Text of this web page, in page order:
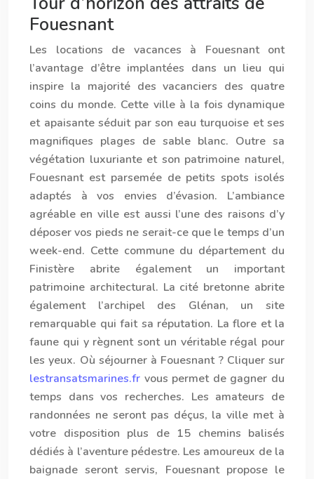
Fouesnant
Les locations de vacances à Fouesnant ont
l’avantage d’être implantées dans un lieu qui
inspire la majorité des vacanciers des quatre
coins du monde. Cette ville à la fois dynamique
et apaisante séduit par son eau turquoise et ses
magnifiques plages de sable blanc. Outre sa
végétation luxuriante et son patrimoine naturel,
Fouesnant est parsemée de petits spots isolés
adaptés à vos envies d’évasion. L’ambiance
agréable en ville est aussi l’une des raisons d’y
déposer vos pieds ne serait-ce que le temps d’un
week-end. Cette commune du département du
Finistère abrite également un important
patrimoine architectural. La cité bretonne abrite
également l’archipel des Glénan, un site
remarquable qui fait sa réputation. La flore et la
faune qui y règnent sont un véritable régal pour
les yeux. Où séjourner à Fouesnant ? Cliquer sur
lestransatsmarines.fr vous permet de gagner du
temps dans vos recherches. Les amateurs de
randonnées ne seront pas déçus, la ville met à
votre disposition plus de 15 chemins balisés
dédiés à l’aventure pédestre. Les amoureux de la
baignade seront servis, Fouesnant propose le